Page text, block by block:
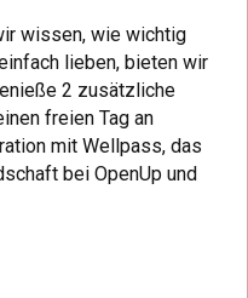
wissen, wie wichtig
lieben, bieten wir
2 zusätzliche
freien Tag an
mit Wellpass, das
bei OpenUp und